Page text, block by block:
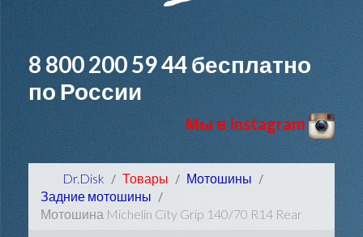
8 800 200 59 44бесплатно
по России
Мы в Instagram
Dr.Disk Товары
Мотошины
Задние мотошины
Мотошина Michelin City Grip 140/70 R14 Rear